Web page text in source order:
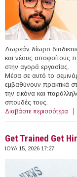
Δωρεάν δίωρο
και νέους αποφοίτους
στην αγορά εργασίας.
Μέσα σε αυτό το
εμβαθύνουν πρακτικά
την εικόνα και
σπουδές τους.
Διαβάστε περισσότερα
Get Trained Get
ΙΟΥΛ 15, 2026 17:27